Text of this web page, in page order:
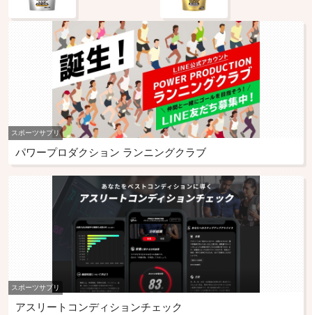
スポーツサプリ
パワープロダクション ランニングクラブ
スポーツサプリ
アスリートコンディションチェック